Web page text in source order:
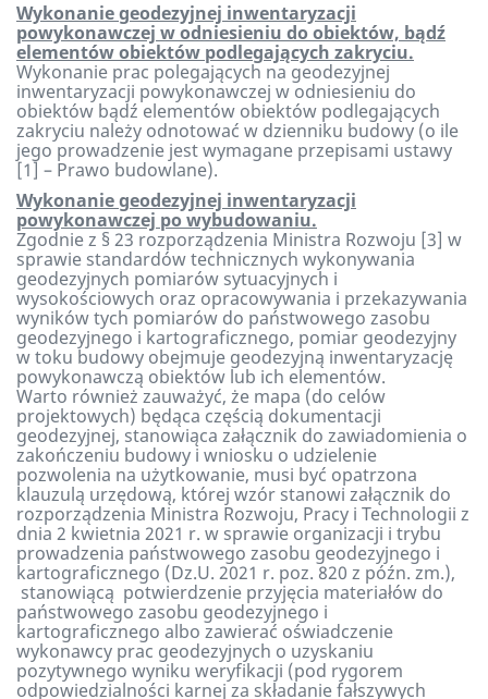
Wykonanie geodezyjnej inwentaryzacji
powykonawczej w odniesieniu do obiektów, bądź
elementów obiektów podlegających zakryciu.
Wykonanie prac polegających na geodezyjnej
inwentaryzacji powykonawczej w odniesieniu do
obiektów bądź elementów obiektów podlegających
zakryciu należy odnotować w dzienniku budowy (o ile
jego prowadzenie jest wymagane przepisami ustawy
[1] – Prawo budowlane).
Wykonanie geodezyjnej inwentaryzacji
powykonawczej po wybudowaniu.
Zgodnie z § 23 rozporządzenia Ministra Rozwoju [3] w
sprawie standardów technicznych wykonywania
geodezyjnych pomiarów sytuacyjnych i
wysokościowych oraz opracowywania i przekazywania
wyników tych pomiarów do państwowego zasobu
geodezyjnego i kartograficznego, pomiar geodezyjny
w toku budowy obejmuje geodezyjną inwentaryzację
powykonawczą obiektów lub ich elementów.
Warto również zauważyć, że mapa (do celów
projektowych) będąca częścią dokumentacji
geodezyjnej, stanowiąca załącznik do zawiadomienia o
zakończeniu budowy i wniosku o udzielenie
pozwolenia na użytkowanie, musi być opatrzona
klauzulą urzędową, której wzór stanowi załącznik do
rozporządzenia Ministra Rozwoju, Pracy i Technologii z
dnia 2 kwietnia 2021 r. w sprawie organizacji i trybu
prowadzenia państwowego zasobu geodezyjnego i
kartograficznego (Dz.U. 2021 r. poz. 820 z późn. zm.),
stanowiącą potwierdzenie przyjęcia materiałów do
państwowego zasobu geodezyjnego i
kartograficznego albo zawierać oświadczenie
wykonawcy prac geodezyjnych o uzyskaniu
pozytywnego wyniku weryfikacji (pod rygorem
odpowiedzialności karnej za składanie fałszywych